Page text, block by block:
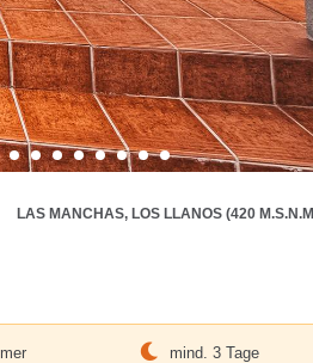
LAS MANCHAS, LOS LLANOS (420
mind. 3 Tage